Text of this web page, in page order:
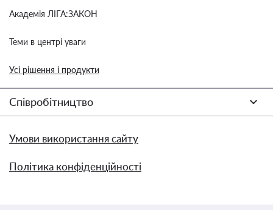
Академія ЛІГА:ЗАКОН
Теми в центрі уваги
Усі рішення і продукти
Співробітництво
Умови використання сайту
Політика конфіденційності